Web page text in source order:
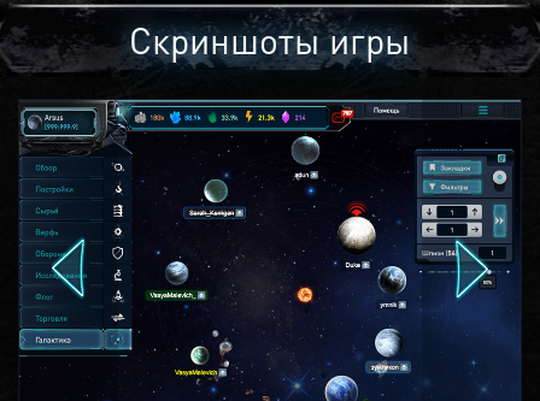
Скриншоты игры